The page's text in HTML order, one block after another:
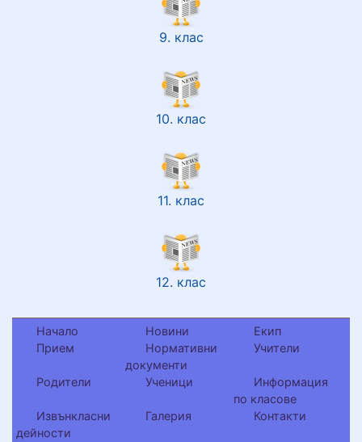
9. клас
10. клас
11. клас
12. клас
Начало Новини
Екип
Прием
Нормативни
документи
Учители
Родители Ученици
Информация
по класове
Извънкласни
дейности
Галерия Контакти